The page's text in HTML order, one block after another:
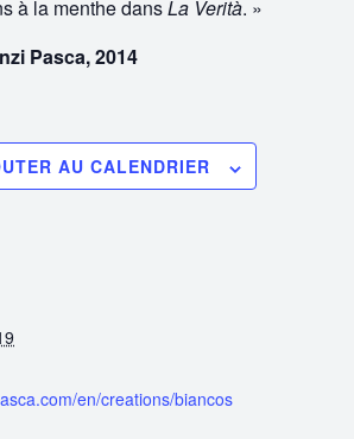
à la menthe dansLa Verità. »
Pasca, 2014
AU CALENDRIER
en/creations/biancos